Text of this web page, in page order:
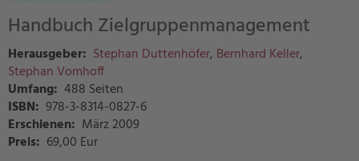
Handbuch Zielgruppenmanagement
Herausgeber: Stephan Duttenhöfer, Bernhard Keller,
Stephan Vomhoff
Umfang: 488 Seiten
ISBN: 978-3-8314-0827-6
Erschienen: März 2009
Preis: 69,00 Eur